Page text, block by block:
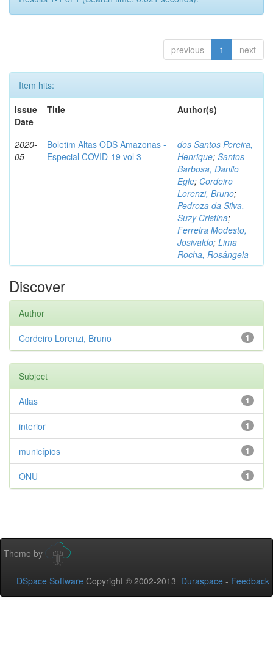
previous 1 next
Item hits:
Issue
Date
Title Author(s)
2020-
05
Boletim Altas ODS Amazonas -
Especial COVID-19 vol 3
dos Santos Pereira,
Henrique; Santos
Barbosa, Danilo
Egle; Cordeiro
Lorenzi, Bruno;
Pedroza da Silva,
Suzy Cristina;
Ferreira Modesto,
Josivaldo; Lima
Rocha, Rosângela
Discover
Author
1
Cordeiro Lorenzi, Bruno
Subject
1
Atlas
1
interior
1
municípios
1
ONU
Theme by
DSpace Software Copyright © 2002-2013 Duraspace - Feedback